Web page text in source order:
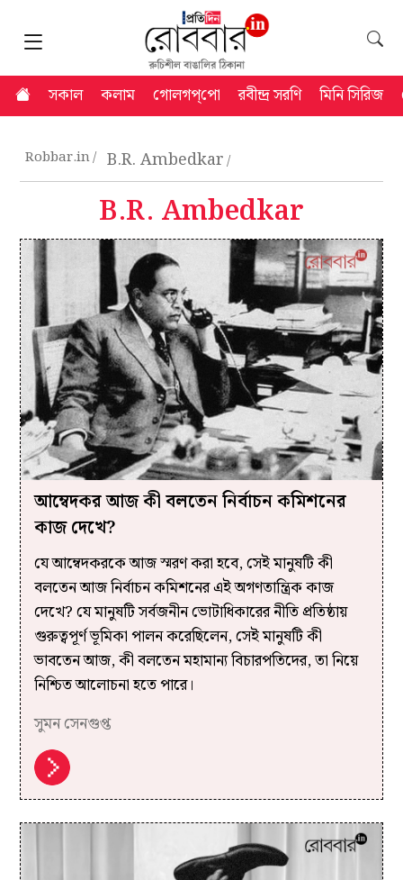
সকাল কলাম গোলগপ্‌পো রবীন্দ্র সরণি মিনি সিরিজ
Robbar.in B.R. Ambedkar
B.R. Ambedkar
আম্বেদকর আজ কী বলতেন নির্বাচন কমিশনের
কাজ দেখে?
যে আম্বেদকরকে আজ স্মরণ করা হবে, সেই মানুষটি কী
বলতেন আজ নির্বাচন কমিশনের এই অগণতান্ত্রিক কাজ
দেখে? যে মানুষটি সর্বজনীন ভোটাধিকারের নীতি প্রতিষ্ঠায়
গুরুত্বপূর্ণ ভূমিকা পালন করেছিলেন, সেই মানুষটি কী
ভাবতেন আজ, কী বলতেন মহামান্য বিচারপতিদের, তা নিয়ে
নিশ্চিত আলোচনা হতে পারে।
সুমন সেনগুপ্ত